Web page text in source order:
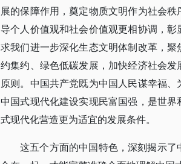
展的保障作用，奠定物质文明作为社会
导个人价值观和社会价值观更相协调，
求我们进一步深化生态文明体制改革，
约集约、绿色低碳发展，加快经济社会
原则。中国共产党既为中国人民谋幸福
中国式现代化建设实现民富国强，是世
式现代化营造更为适宜的发展条件。
这五个方面的中国特色，深刻揭示